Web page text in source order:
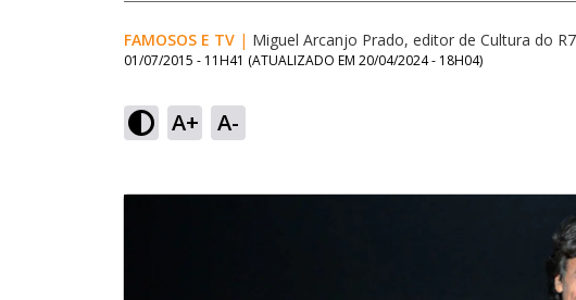
FAMOSOS E TV | Miguel Arcanjo Prado, editor de Cultura do R7
01/07/2015 - 11H41 (ATUALIZADO EM 20/04/2024 - 18H04)
A+ A-